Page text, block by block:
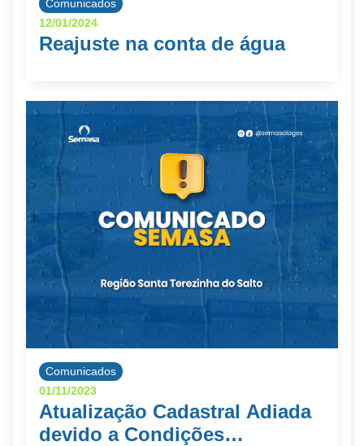
Comunicados
12/01/2024
Reajuste na conta de água
Comunicados
01/11/2023
Atualização Cadastral Adiada
devido a Condições